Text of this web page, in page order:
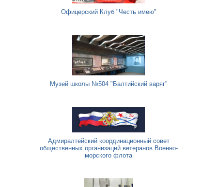
Офицерский Клуб "Честь имею"
Музей школы №504 "Балтийский варяг"
Адмиралтейский координационный совет
общественных организаций ветеранов Военно-
морского флота